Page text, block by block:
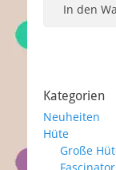
125,00
In den
Kategorien
Neuheiten
Hüte
Große
Fascinator